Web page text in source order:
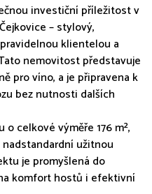
investiční příležitost v
– stylový,
klientelou a
nemovitost představuje
pro víno, a je připravena k
bez nutnosti dalších
celkové výměře 176 m²,
nadstandardní užitnou
je promyšlená do
komfort hostů i efektivní